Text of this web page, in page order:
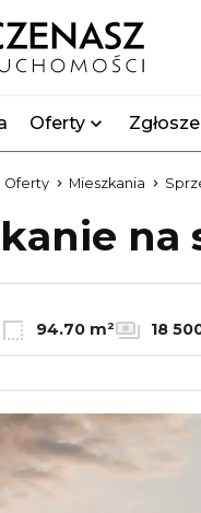
Oferty
Oferty Mieszkania
na
94.70 m² 18